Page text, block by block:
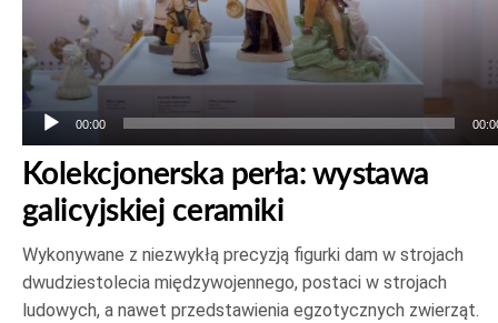
00:00
Kolekcjonerska perła: wystawa
galicyjskiej ceramiki
Wykonywane z niezwykłą precyzją figurki dam w strojach
dwudziestolecia międzywojennego, postaci w strojach
ludowych, a nawet przedstawienia egzotycznych zwierząt.